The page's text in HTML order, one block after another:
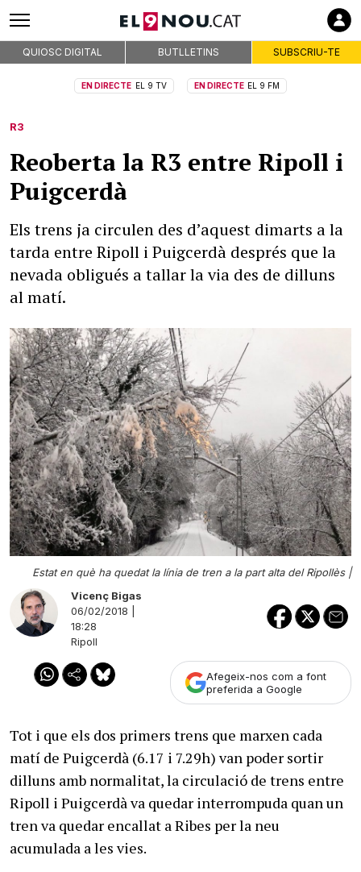
QUIOSC DIGITAL BUTLLETINS SUBSCRIU-TE
EN DIRECTE EL 9 TV EN DIRECTE EL 9 FM
R3
Reoberta la R3 entre Ripoll i
Puigcerdà
Els trens ja circulen des d’aquest dimarts a la
tarda entre Ripoll i Puigcerdà després que la
nevada obligués a tallar la via des de dilluns
al matí.
Estat en què ha quedat la línia de tren a la part alta del Ripollès |
Vicenç Bigas
06/02/2018 |
18:28
Ripoll
Afegeix-nos com a font
preferida a Google
Tot i que els dos primers trens que marxen cada
matí de Puigcerdà (6.17 i 7.29h) van poder sortir
dilluns amb normalitat, la circulació de trens entre
Ripoll i Puigcerdà va quedar interrompuda quan un
tren va quedar encallat a Ribes per la neu
acumulada a les vies.